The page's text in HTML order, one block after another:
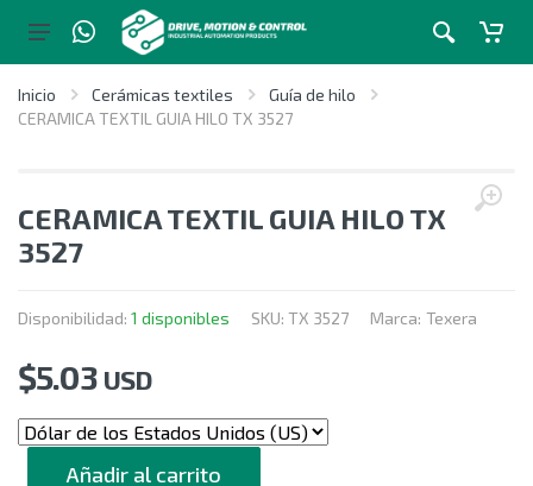
Inicio Cerámicas textiles
Guía de hilo
CERAMICA TEXTIL GUIA HILO TX 3527
CERAMICA TEXTIL GUIA HILO TX
3527
Disponibilidad: 1 disponibles SKU: TX 3527 Marca: Texera
$5.03 USD
CANTIDAD
Añadir al carrito